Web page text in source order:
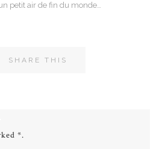
petit air de fin du monde…
SHARE THIS
*.